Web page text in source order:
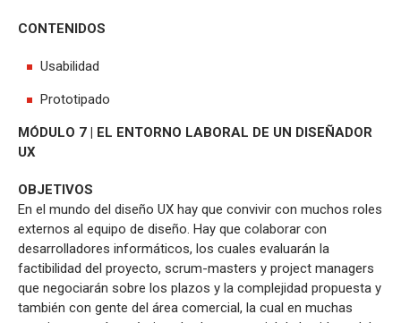
CONTENIDOS
Usabilidad
Prototipado
MÓDULO 7 | EL ENTORNO LABORAL DE UN DISEÑADOR
UX
OBJETIVOS
En el mundo del diseño UX hay que convivir con muchos roles
externos al equipo de diseño. Hay que colaborar con
desarrolladores informáticos, los cuales evaluarán la
factibilidad del proyecto, scrum-masters y project managers
que negociarán sobre los plazos y la complejidad propuesta y
también con gente del área comercial, la cual en muchas